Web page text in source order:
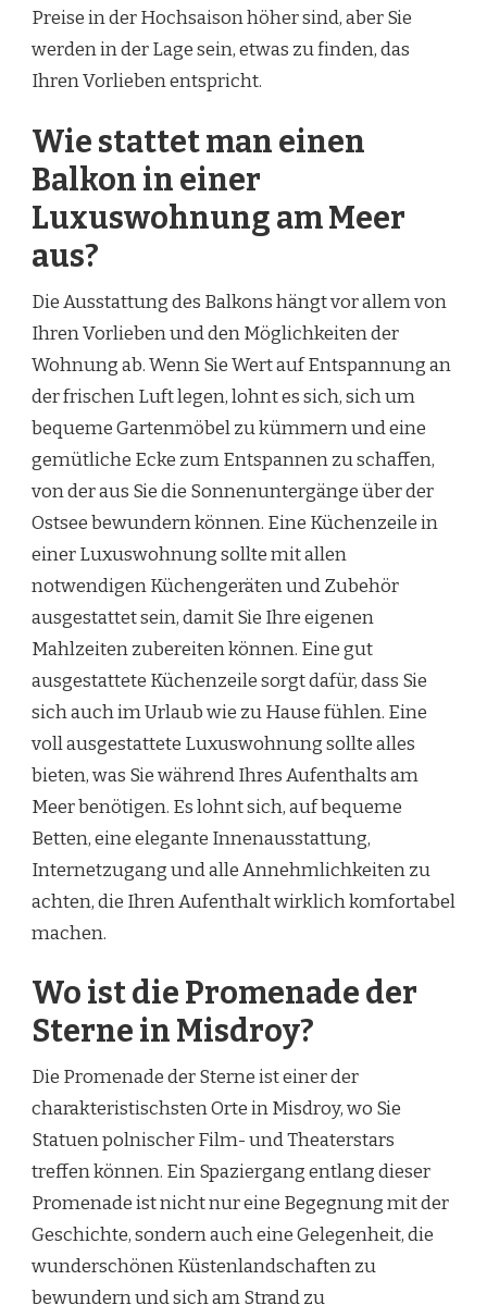
Preise in der Hochsaison höher sind, aber Sie
werden in der Lage sein, etwas zu finden, das
Ihren Vorlieben entspricht.
Wie stattet man einen
Balkon in einer
Luxuswohnung am Meer
aus?
Die Ausstattung des Balkons hängt vor allem von
Ihren Vorlieben und den Möglichkeiten der
Wohnung ab. Wenn Sie Wert auf Entspannung an
der frischen Luft legen, lohnt es sich, sich um
bequeme Gartenmöbel zu kümmern und eine
gemütliche Ecke zum Entspannen zu schaffen,
von der aus Sie die Sonnenuntergänge über der
Ostsee bewundern können. Eine Küchenzeile in
einer Luxuswohnung sollte mit allen
notwendigen Küchengeräten und Zubehör
ausgestattet sein, damit Sie Ihre eigenen
Mahlzeiten zubereiten können. Eine gut
ausgestattete Küchenzeile sorgt dafür, dass Sie
sich auch im Urlaub wie zu Hause fühlen. Eine
voll ausgestattete Luxuswohnung sollte alles
bieten, was Sie während Ihres Aufenthalts am
Meer benötigen. Es lohnt sich, auf bequeme
Betten, eine elegante Innenausstattung,
Internetzugang und alle Annehmlichkeiten zu
achten, die Ihren Aufenthalt wirklich komfortabel
machen.
Wo ist die Promenade der
Sterne in Misdroy?
Die Promenade der Sterne ist einer der
charakteristischsten Orte in Misdroy, wo Sie
Statuen polnischer Film- und Theaterstars
treffen können. Ein Spaziergang entlang dieser
Promenade ist nicht nur eine Begegnung mit der
Geschichte, sondern auch eine Gelegenheit, die
wunderschönen Küstenlandschaften zu
bewundern und sich am Strand zu